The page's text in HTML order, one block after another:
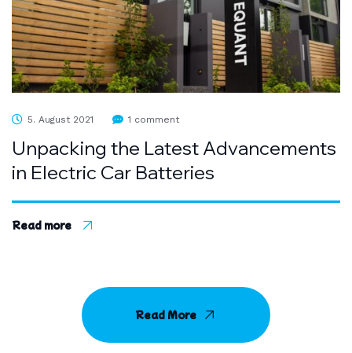
5. August 2021 1 comment
Unpacking the Latest Advancements
in Electric Car Batteries
Read more
Read More